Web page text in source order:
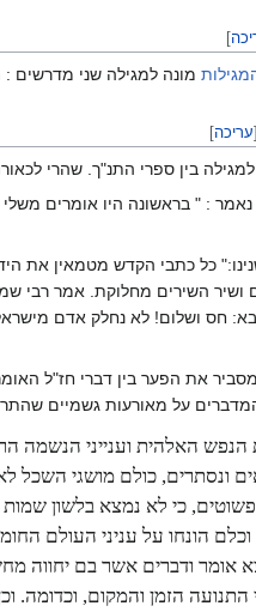
]
מונה למגילה שני מדרשים
[עריכה]
בין ספרי התנ"ך. שהרי
נאמר : " בראשונה היו אומרים משלי
כל כתבי הקדש מטמאין את
השירים מחלוקת. אמר רבי
חס ושלום! לא נחלק אדם
את הפער בין דברי חז"ל
על מאורעות גשמיים
האלהית וענייני הנשמה
ונסתרים, כולם מושגי השכל
כי לא נמצא בלשון
הונחו על עניני העולם
אומר ודברים אשר בם יחווה
הזמן והמקום, וכדומה.